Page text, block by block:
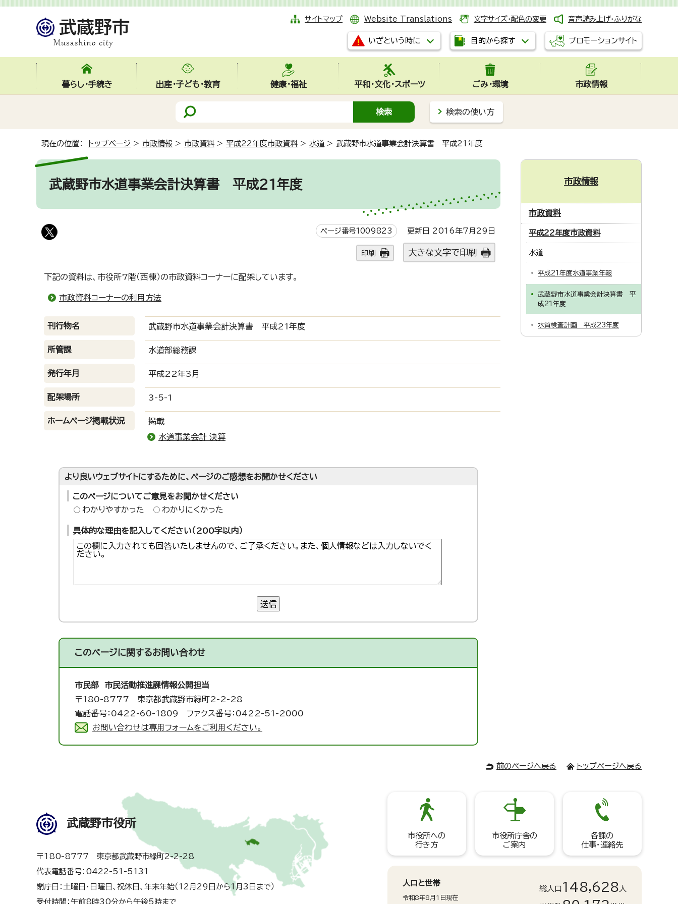
サイトマップ Website Translations 文字サイズ・配色の変更 音声読み上げ・ふりがな
いざという時に 目的から探す プロモーションサイト
暮らし・手続き 出産・子ども・教育 健康・福祉 平和・文化・スポーツ ごみ・環境 市政情報
検索の使い方
現在の位置： トップページ > 市政情報 > 市政資料 > 平成22年度市政資料 > 水道 > 武蔵野市水道事業会計決算書 平成21年度
武蔵野市水道事業会計決算書 平成21年度
ページ番号1009823 更新日 2016年7月29日
印刷 大きな文字で印刷
下記の資料は、市役所7階（西棟）の市政資料コーナーに配架しています。
市政資料コーナーの利用方法
刊行物名 武蔵野市水道事業会計決算書 平成21年度
所管課 水道部総務課
発行年月 平成22年3月
配架場所 3-5-1
ホームページ掲載状況
掲載
水道事業会計 決算
より良いウェブサイトにするために、ページのご感想をお聞かせください
このページについてご意見をお聞かせください
わかりやすかった
わかりにくかった
具体的な理由を記入してください（200字以内）
送信
このページに関するお問い合わせ
市民部 市民活動推進課情報公開担当
〒180-8777 東京都武蔵野市緑町2-2-28
電話番号：0422-60-1809 ファクス番号：0422-51-2000
お問い合わせは専用フォームをご利用ください。
市政情報
市政資料
平成22年度市政資料
水道
平成21年度水道事業年報
武蔵野市水道事業会計決算書 平
成21年度
水質検査計画 平成23年度
前のページへ戻る トップページへ戻る
武蔵野市役所
〒180-8777 東京都武蔵野市緑町2-2-28
代表電話番号：0422-51-5131
閉庁日：土曜日・日曜日、祝休日、年末年始（12月29日から1月3日まで）
受付時間：午前8時30分から午後5時まで
市役所への
行き方
市役所庁舎の
ご案内
各課の
仕事・連絡先
人口と世帯
令和8年8月1日現在
総人口 148,628 人